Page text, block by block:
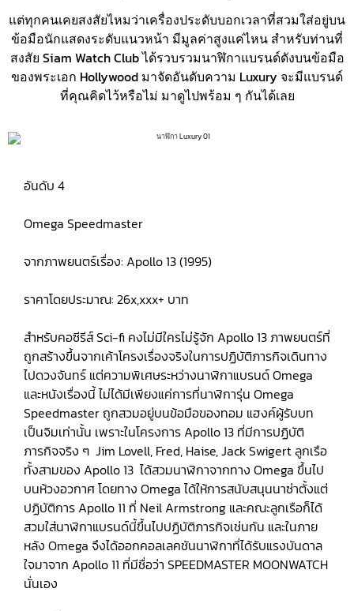
แต่ทุกคนเคยสงสัยไหมว่าเครื่องประดับบอกเวลาที่สวมใส่อยู่บน
ข้อมือนักแสดงระดับแนวหน้า มีมูลค่าสูงแค่ไหน สำหรับท่านที่
สงสัย Siam Watch Club ได้รวบรวมนาฬิกาแบรนด์ดังบนข้อมือ
ของพระเอก Hollywood มาจัดอันดับความ Luxury จะมีแบรนด์
ที่คุณคิดไว้หรือไม่ มาดูไปพร้อม ๆ กันได้เลย
อันดับ 4
Omega Speedmaster
จากภาพยนตร์เรื่อง: Apollo 13 (1995)
ราคาโดยประมาณ: 26x,xxx+ บาท
สำหรับคอซีรีส์ Sci-fi คงไม่มีใครไม่รู้จัก Apollo 13 ภาพยนตร์ที่
ถูกสร้างขึ้นจากเค้าโครงเรื่องจริงในการปฏิบัติภารกิจเดินทาง
ไปดวงจันทร์ แต่ความพิเศษระหว่างนาฬิกาแบรนด์ Omega
และหนังเรื่องนี้ ไม่ได้มีเพียงแค่การที่นาฬิการุ่น Omega
Speedmaster ถูกสวมอยู่บนข้อมือของทอม แฮงค์ผู้รับบท
เป็นจิมเท่านั้น เพราะในโครงการ Apollo 13 ที่มีการปฏิบัติ
ภารกิจจริง ๆ Jim Lovell, Fred, Haise, Jack Swigert ลูกเรือ
ทั้งสามของ Apollo 13 ได้สวมนาฬิกาจากทาง Omega ขึ้นไป
บนห้วงอวกาศ โดยทาง Omega ได้ให้การสนับสนุนนาซ่าตั้งแต่
ปฏิบัติการ Apollo 11 ที่ Neil Armstrong และคณะลูกเรือก็ได้
สวมใส่นาฬิกาแบรนด์นี้ขึ้นไปปฏิบัติภารกิจเช่นกัน และในภาย
หลัง Omega จึงได้ออกคอลเลคชันนาฬิกาที่ได้รับแรงบันดาล
ใจมาจาก Apollo 11 ที่มีชื่อว่า SPEEDMASTER MOONWATCH
นั่นเอง